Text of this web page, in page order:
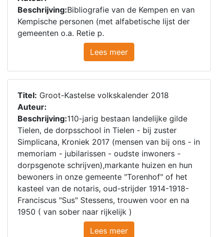
Beschrijving:Bibliografie van de Kempen en van
Kempische personen (met alfabetische lijst der
gemeenten o.a. Retie p.
Lees meer
Titel: Groot-Kastelse volkskalender 2018
Auteur:
Beschrijving:110-jarig bestaan landelijke gilde
Tielen, de dorpsschool in Tielen - bij zuster
Simplicana, Kroniek 2017 (mensen van bij ons - in
memoriam - jubilarissen - oudste inwoners -
dorpsgenote schrijven),markante huizen en hun
bewoners in onze gemeente "Torenhof" of het
kasteel van de notaris, oud-strijder 1914-1918-
Franciscus "Sus" Stessens, trouwen voor en na
1950 ( van sober naar rijkelijk )
Lees meer